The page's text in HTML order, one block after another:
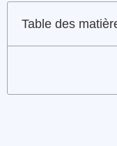
Table des